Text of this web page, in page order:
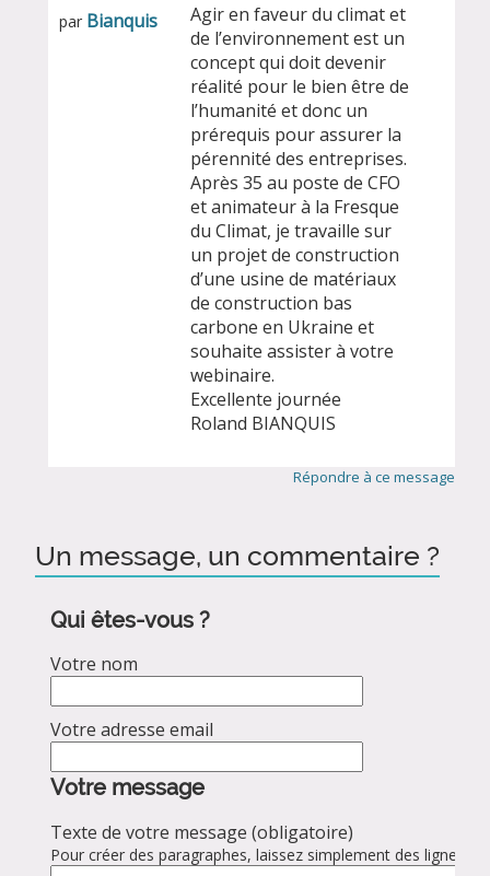
par Bianquis
Agir en faveur du climat et
de l’environnement est un
concept qui doit devenir
réalité pour le bien être de
l’humanité et donc un
prérequis pour assurer la
pérennité des entreprises.
Après 35 au poste de CFO
et animateur à la Fresque
du Climat, je travaille sur
un projet de construction
d’une usine de matériaux
de construction bas
carbone en Ukraine et
souhaite assister à votre
webinaire.
Excellente journée
Roland BIANQUIS
Répondre à ce message
Un message, un commentaire ?
Qui êtes-vous ?
Votre nom
Votre adresse email
Votre message
Texte de votre message (obligatoire)
Pour créer des paragraphes, laissez simplement des lignes